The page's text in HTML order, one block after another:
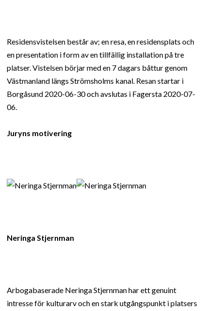
Residensvistelsen består av; en resa, en residensplats och
en presentation i form av en tillfällig installation på tre
platser. Vistelsen börjar med en 7 dagars båttur genom
Västmanland längs Strömsholms kanal. Resan startar i
Borgåsund 2020-06-30 och avslutas i Fagersta 2020-07-
06.
Juryns motivering
Neringa Stjernman
Arbogabaserade Neringa Stjernman har ett genuint
intresse för kulturarv och en stark utgångspunkt i platsers